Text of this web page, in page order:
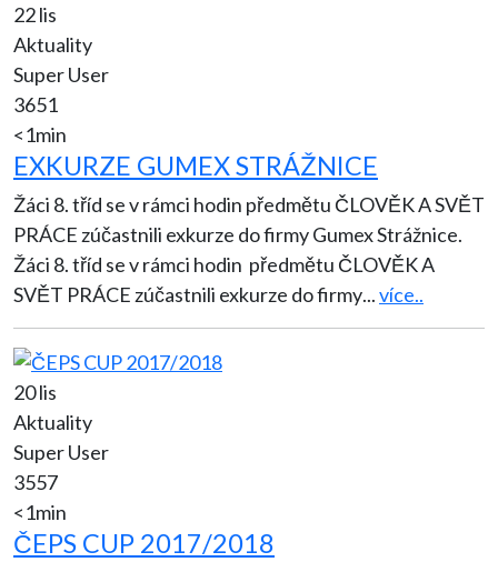
22 lis
Aktuality
Super User
3651
<1min
EXKURZE GUMEX STRÁŽNICE
Žáci 8. tříd se v rámci hodin předmětu ČLOVĚK A SVĚT
PRÁCE zúčastnili exkurze do firmy Gumex Strážnice.
Žáci 8. tříd se v rámci hodin předmětu ČLOVĚK A
SVĚT PRÁCE zúčastnili exkurze do firmy...více..
20 lis
Aktuality
Super User
3557
<1min
ČEPS CUP 2017/2018